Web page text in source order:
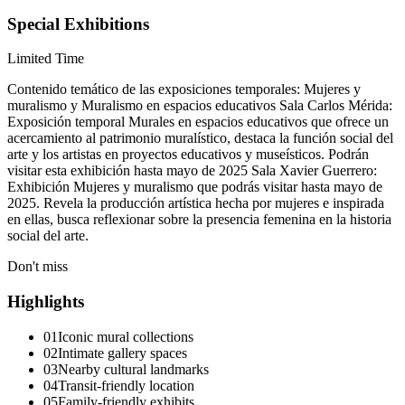
Special Exhibitions
Limited Time
Contenido temático de las exposiciones temporales: Mujeres y
muralismo y Muralismo en espacios educativos Sala Carlos Mérida:
Exposición temporal Murales en espacios educativos que ofrece un
acercamiento al patrimonio muralístico, destaca la función social del
arte y los artistas en proyectos educativos y museísticos. Podrán
visitar esta exhibición hasta mayo de 2025 Sala Xavier Guerrero:
Exhibición Mujeres y muralismo que podrás visitar hasta mayo de
2025. Revela la producción artística hecha por mujeres e inspirada
en ellas, busca reflexionar sobre la presencia femenina en la historia
social del arte.
Don't miss
Highlights
01Iconic mural collections
02Intimate gallery spaces
03Nearby cultural landmarks
04Transit-friendly location
05Family-friendly exhibits